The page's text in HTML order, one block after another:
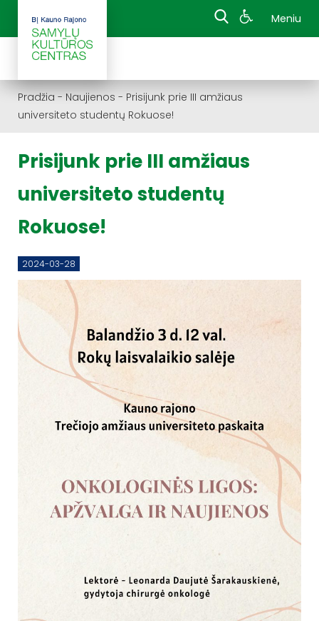
Meniu
Pradžia - Naujienos - Prisijunk prie III amžiaus
universiteto studentų Rokuose!
Prisijunk prie III amžiaus
universiteto studentų
Rokuose!
2024-03-28